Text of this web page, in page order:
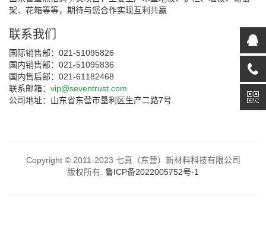
架、花箱等等，期待与您合作实现互利共赢
联系我们
国际销售部：021-51095826
国内销售部：021-51095836
国内售后部：021-61182468
联系邮箱： vip@seventrust.com
公司地址：山东省东营市垦利区生产二路7号
Copyright © 2011-2023 七真（东营）新材料科技有限公司
版权所有. 鲁ICP备2022005752号-1